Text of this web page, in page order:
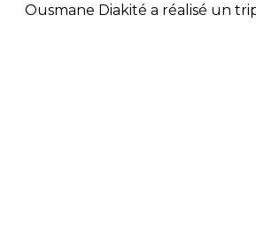
Ousmane Diakité a réalisé un